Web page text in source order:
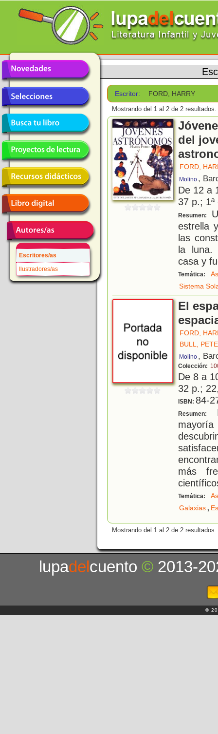
Escritores/as
Ilustradores/as
Escritor: FORD, HARRY
Mostrando del 1 al 2 de 2 resultados.
del
FORD,
Molino ,
De 12 a
37 p.;
Resumen:
estrella
las
la luna.
casa y
Temática:
Sistema
El
FORD,
BULL,
Molino ,
Colección:
De 8 a
32 p.;
ISBN: 84-
Resumen:
más
Temática:
Galaxias,
Mostrando del 1 al 2 de 2 resultados.
lupadelcuento© 2013-
©